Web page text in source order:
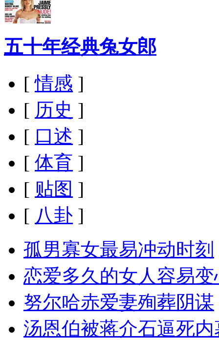
五十年经典兔女郎
[情感 ]
[ 历史 ]
[ 口述 ]
[ 体育 ]
[ 贴图 ]
[ 八卦 ]
孤男寡女最易冲动时刻
恋爱多久的女人容易变
努尔哈赤爱妻殉葬阴谋
汤恩伯被蒋介石逼死内